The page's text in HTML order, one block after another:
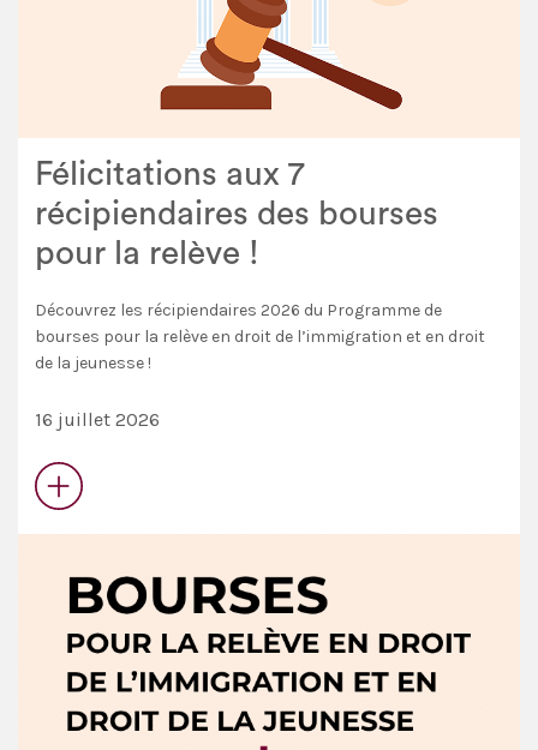
Félicitations aux 7
récipiendaires des bourses
pour la relève !
Découvrez les récipiendaires 2026 du Programme de
bourses pour la relève en droit de l’immigration et en droit
de la jeunesse !
16 juillet 2026